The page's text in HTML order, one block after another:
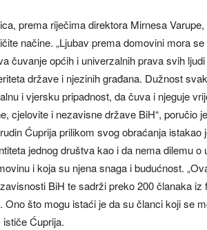
prema riječima direktora Mirnesa
načine. „Ljubav prema domovini mora
čuvanje općih i univerzalnih prava svih
države i njezinih građana. Dužnost
i vjersku pripadnost, da čuva i njeguje
cjelovite i nezavisne države BiH“, poručio
Ćuprija prilikom svog obraćanja istakao
jednog društva kao i da nema dilemu
i koja su njena snaga i budućnost.
BiH te sadrži preko 200 članaka
Ono što mogu istaći je da su članci koji se
ističe Ćuprija.